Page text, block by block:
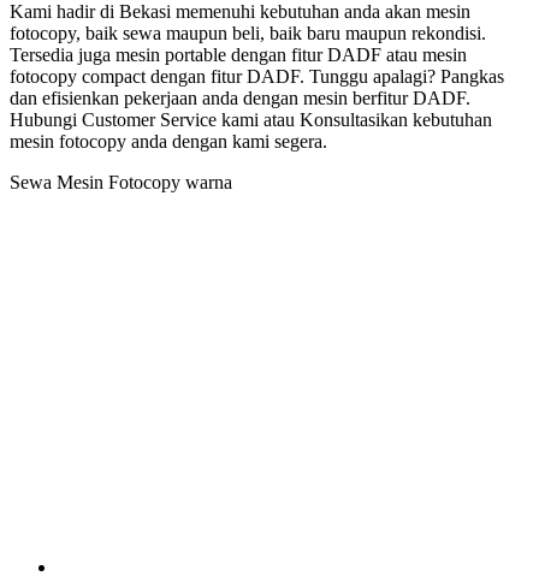
Kami hadir di Bekasi memenuhi kebutuhan anda akan mesin
fotocopy, baik sewa maupun beli, baik baru maupun rekondisi.
Tersedia juga mesin portable dengan fitur DADF atau mesin
fotocopy compact dengan fitur DADF. Tunggu apalagi? Pangkas
dan efisienkan pekerjaan anda dengan mesin berfitur DADF.
Hubungi Customer Service kami atau Konsultasikan kebutuhan
mesin fotocopy anda dengan kami segera.
Sewa Mesin Fotocopy warna